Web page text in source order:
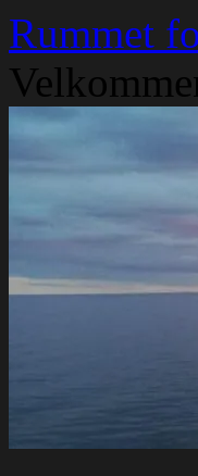
Skip
to
content
Rummet